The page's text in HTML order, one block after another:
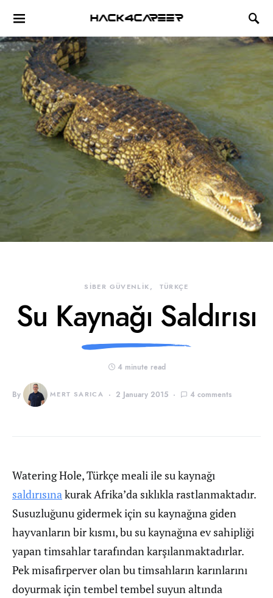
Hack4Career
SİBER GÜVENLİK TÜRKÇE
Su Kaynağı Saldırısı
4 minute read
By MERT SARICA 2 January 2015 4 comments
Watering Hole, Türkçe meali ile su kaynağı
saldırısınakurak Afrika’da sıklıkla rastlanmaktadır.
Susuzluğunu gidermek için su kaynağına giden
hayvanların bir kısmı, bu su kaynağına ev sahipliği
yapan timsahlar tarafından karşılanmaktadırlar.
Pek misafirperver olan bu timsahların karınlarını
doyurmak için tembel tembel suyun altında